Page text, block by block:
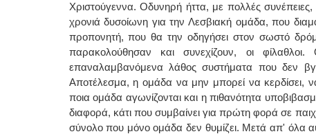
Χριστούγεννα. Οδυνηρή ήττα, με πολλές
χρονιά δυσοίωνη για την Λεσβιακή ομάδα, που
προπονητή, που θα την οδηγήσει στον σωστό
παρακολούθησαν και συνεχίζουν, οι
επαναλαμβανόμενα λάθος συστήματα που δεν
Αποτέλεσμα, η ομάδα να μην μπορεί να κερδίσει,
ποια ομάδα αγωνίζονται και η πιθανότητα
διαφορά, κάτι που συμβαίνει για πρώτη φορά σε
σύνολο που μόνο ομάδα δεν θυμίζει. Μετά απ' όλα